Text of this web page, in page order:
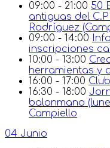
09:00 - 21:00 50
antiguas del
Rodríguez
09:00 - 14:00
inscripciones
10:00 - 13:00
herramientas y
16:00 - 17:00
16:30 - 18:00
balonmano
Campiello
04 Junio